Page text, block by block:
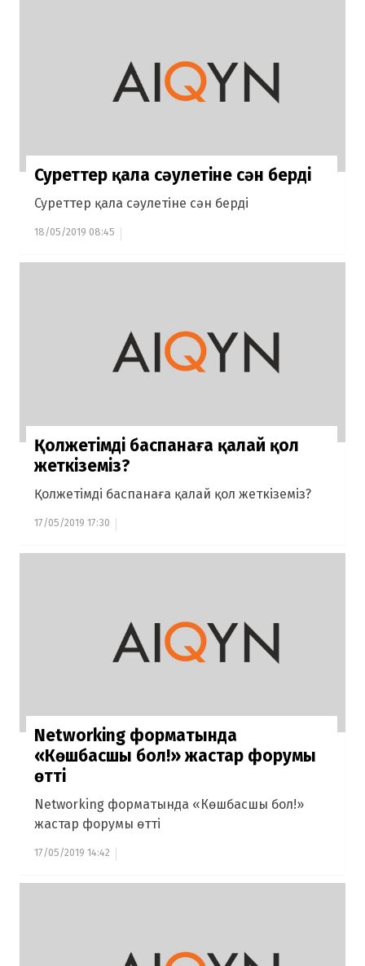
Суреттер қала сәулетіне сән берді
Суреттер қала сәулетіне сән берді
18/05/2019 08:45
Қолжетімді баспанаға қалай қол
жеткіземіз?
Қолжетімді баспанаға қалай қол жеткіземіз?
17/05/2019 17:30
Networking форматында
«Көшбасшы бол!» жастар форумы
өтті
Networking форматында «Көшбасшы бол!»
жастар форумы өтті
17/05/2019 14:42